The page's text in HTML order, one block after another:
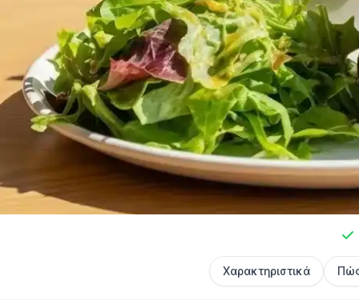
Δωρεάν
μενού
Χαρακτηριστικά